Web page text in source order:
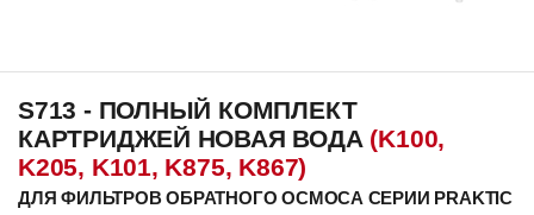
S713 - ПОЛНЫЙ КОМПЛЕКТ
КАРТРИДЖЕЙ НОВАЯ ВОДА (K100,
K205, K101, K875, K867)
ДЛЯ ФИЛЬТРОВ ОБРАТНОГО ОСМОСА СЕРИИ PRAKTIC